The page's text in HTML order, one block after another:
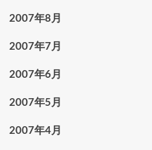
2007年8月
2007年7月
2007年6月
2007年5月
2007年4月